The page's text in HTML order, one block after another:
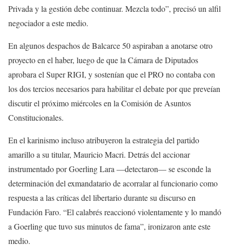
Privada y la gestión debe continuar. Mezcla todo”, precisó un alfil
negociador a este medio.
En algunos despachos de Balcarce 50 aspiraban a anotarse otro
proyecto en el haber, luego de que la Cámara de Diputados
aprobara el Super RIGI, y sostenían que el PRO no contaba con
los dos tercios necesarios para habilitar el debate por que preveían
discutir el próximo miércoles en la Comisión de Asuntos
Constitucionales.
En el karinismo incluso atribuyeron la estrategia del partido
amarillo a su titular, Mauricio Macri. Detrás del accionar
instrumentado por Goerling Lara —detectaron— se esconde la
determinación del exmandatario de acorralar al funcionario como
respuesta a las críticas del libertario durante su discurso en
Fundación Faro. “El calabrés reaccionó violentamente y lo mandó
a Goerling que tuvo sus minutos de fama”, ironizaron ante este
medio.